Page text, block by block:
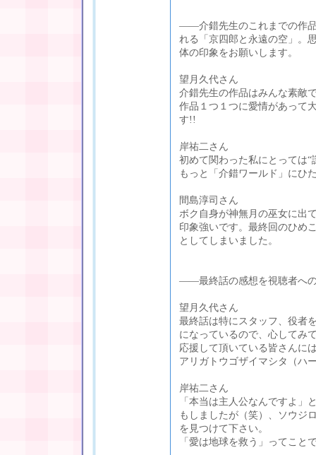
――介錯先生のこれまでの作
れる「京四郎と永遠の空」。
体の印象をお願いします。
望月久代さん
介錯先生の作品はみんな素敵
作品１つ１つに愛情があって
す!!
岸祐二さん
初めて関わった私にとっては“
もっと「介錯ワールド」にひ
間島淳司さん
ボク自身が神無月の巫女に出
印象強いです。最終回のひめ
としてしまいました。
――最終話の感想を視聴者へ
望月久代さん
最終話は特にスタッフ、役者
になっているので、心してみ
応援して頂いている皆さんに
アリガトウゴザイマシタ（ハ
岸祐二さん
「本当は主人公なんですよ」
もしましたが（笑）、ソウジ
を見つけて下さい。
「愛は地球を救う」ってこと